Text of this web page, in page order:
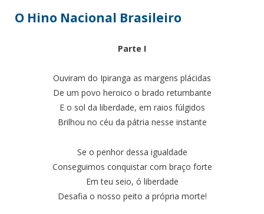
O Hino Nacional Brasileiro
Parte I
Ouviram do Ipiranga as margens plácidas
De um povo heroico o brado retumbante
E o sol da liberdade, em raios fúlgidos
Brilhou no céu da pátria nesse instante
Se o penhor dessa igualdade
Conseguimos conquistar com braço forte
Em teu seio, ó liberdade
Desafia o nosso peito a própria morte!